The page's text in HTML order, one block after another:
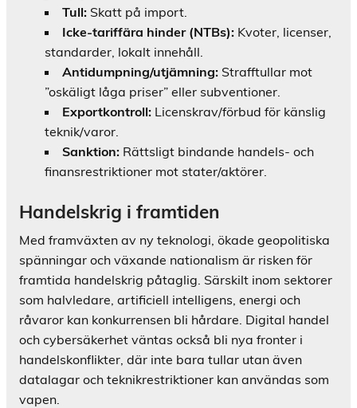
Tull: Skatt på import.
Icke-tariffära hinder (NTBs): Kvoter, licenser,
standarder, lokalt innehåll.
Antidumpning/utjämning: Strafftullar mot
”oskäligt låga priser” eller subventioner.
Exportkontroll: Licenskrav/förbud för känslig
teknik/varor.
Sanktion: Rättsligt bindande handels- och
finansrestriktioner mot stater/aktörer.
Handelskrig i framtiden
Med framväxten av ny teknologi, ökade geopolitiska
spänningar och växande nationalism är risken för
framtida handelskrig påtaglig. Särskilt inom sektorer
som halvledare, artificiell intelligens, energi och
råvaror kan konkurrensen bli hårdare. Digital handel
och cybersäkerhet väntas också bli nya fronter i
handelskonflikter, där inte bara tullar utan även
datalagar och teknikrestriktioner kan användas som
vapen.